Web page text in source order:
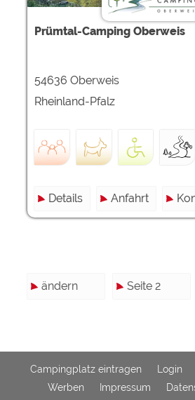
Prümtal-Camping Oberweis
54636 Oberweis
Rheinland-Pfalz
Details Anfahrt
ändern Seite 2
Campingplatz eintragen Login
Werben
Impressum